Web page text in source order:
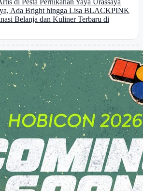
di Pesta Pernikahan Yaya Urassaya
Ada Bright hingga Lisa BLACKPINK
Belanja dan Kuliner Terbaru di